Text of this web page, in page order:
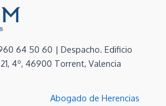
64 50 60 | Despacho. Edificio
4º, 46900 Torrent, Valencia
Abogado de Herencias